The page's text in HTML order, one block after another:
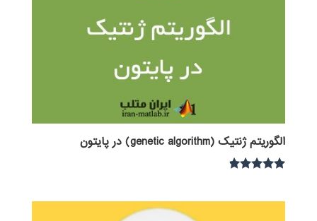
الگوریتم ژنتیک (genetic algorithm) در پایتون
از 5